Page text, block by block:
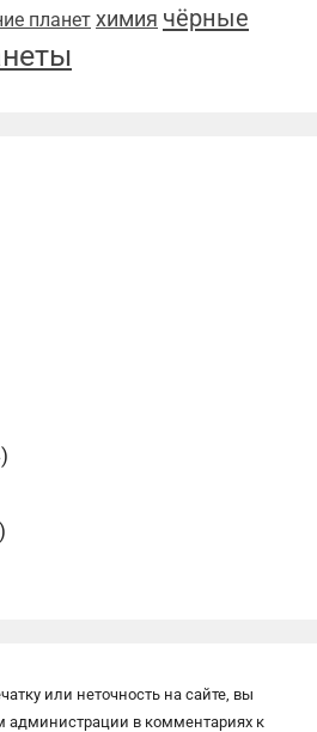
планет химия чёрные
или неточность на сайте, вы
администрации в комментариях к